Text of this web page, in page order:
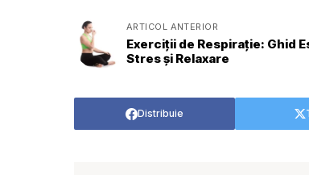
ARTICOL ANTERIOR
Exerciții de Respirație: Ghid
Stres și Relaxare
Distribuie